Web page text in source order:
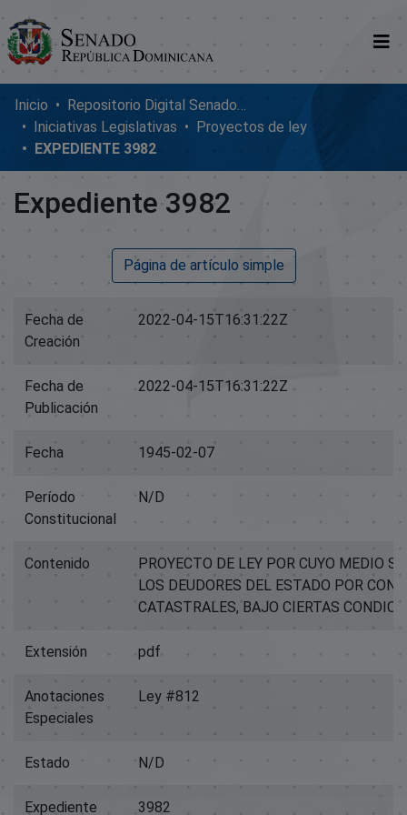
Comunidades
Glosario
Nosotros
Inicio
Repositorio Digital SenadoRD
Iniciativas Legislativas
Proyectos de ley
EXPEDIENTE 3982
Expediente 3982
Página de artículo simple
Fecha de
Creación
2022-04-15T16:31:22Z
Fecha de
Publicación
2022-04-15T16:31:22Z
Fecha 1945-02-07
Período
Constitucional
N/D
Contenido
PROYECTO DE LEY POR CUYO MEDIO
LOS DEUDORES DEL ESTADO POR
CATASTRALES, BAJO CIERTAS
Extensión pdf
Anotaciones
Especiales
Ley #812
Estado N/D
Expediente 3982